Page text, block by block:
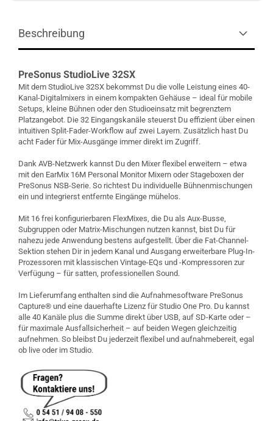
Beschreibung
PreSonus StudioLive 32SX
Mit dem StudioLive 32SX bekommst Du die volle Leistung eines 40-
Kanal-Digitalmixers in einem kompakten Gehäuse – ideal für mobile
Setups, kleine Bühnen oder den Studioeinsatz mit begrenztem
Platzangebot. Die 32 Eingangskanäle steuerst Du effizient über einen
intuitiven Split-Fader-Workflow auf zwei Layern. Zusätzlich hast Du
acht Fader für Mix-Ausgänge immer direkt im Zugriff.
Dank AVB-Netzwerk kannst Du den Mixer flexibel erweitern – etwa
mit den EarMix 16M Personal Monitor Mixern oder Stageboxen der
PreSonus NSB-Serie. So richtest Du individuelle Bühnenmischungen
ein und integrierst entfernte Eingänge mühelos.
Mit 16 frei konfigurierbaren FlexMixes, die Du als Aux-Busse,
Subgruppen oder Matrix-Mischungen nutzen kannst, bist Du für
nahezu jede Anwendung bestens aufgestellt. Über die Fat-Channel-
Sektion stehen Dir in jedem Kanal und Ausgang erweiterbare Plug-In-
Prozessoren mit klassischen Vintage-EQs und -Kompressoren zur
Verfügung – für satten, professionellen Sound.
Im Lieferumfang enthalten sind die Aufnahmesoftware PreSonus
Capture® und eine dauerhafte Lizenz für Studio One Pro. Du kannst
alle 40 Kanäle plus die Summe direkt über USB, auf SD-Karte oder –
für maximale Ausfallsicherheit – auf beiden Wegen gleichzeitig
aufnehmen. So bleibst Du jederzeit flexibel und aufnahmebereit, egal
ob live oder im Studio.